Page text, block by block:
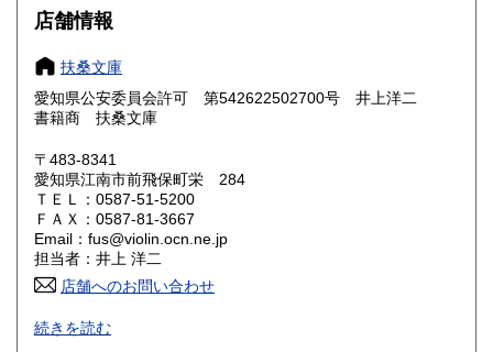
大阪府
奈良県
鳥取県 300円 島根県 300円
岡山県
山口県 300円
香川県 300円
高知県 300円
佐賀県
店舗情報
扶桑文庫
愛知県公安委員会許可 第542622502700号 井上洋二
書籍商 扶桑文庫
〒483-8341
愛知県江南市前飛保町栄 284
ＴＥＬ：0587-51-5200
ＦＡＸ：0587-81-3667
Email：fus@violin.ocn.ne.jp
担当者：井上 洋二
店舗へのお問い合わせ
古文書、古地図、刷り物、一枚もの、絵葉書、鳥瞰図、近代
文献資料等を主体に扱っております。
続きを読む